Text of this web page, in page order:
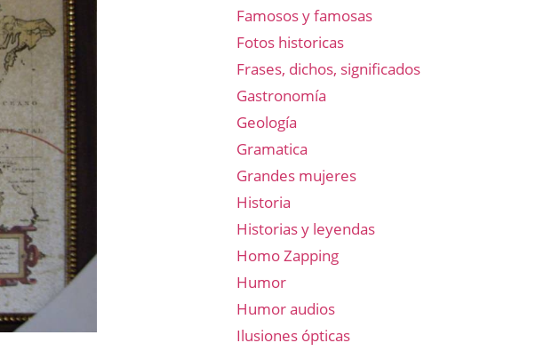
Famosos y famosas
Fotos historicas
Frases, dichos, significados
Gastronomía
Geología
Gramatica
Grandes mujeres
Historia
Historias y leyendas
Homo Zapping
Humor
Humor audios
Ilusiones ópticas